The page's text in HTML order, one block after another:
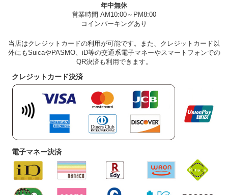
年中無休
営業時間 AM10:00～PM8:00
コインパーキングあり
当店はクレジットカードの利用が可能です。また、クレジットカード以
外にもSuicaやPASMO、iD等の交通系電子マネーやスマートフォンでの
QR決済も利用できます。
クレジットカード決済
電子マネー決済